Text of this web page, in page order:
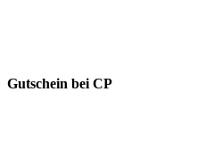
Gutschein bei CP